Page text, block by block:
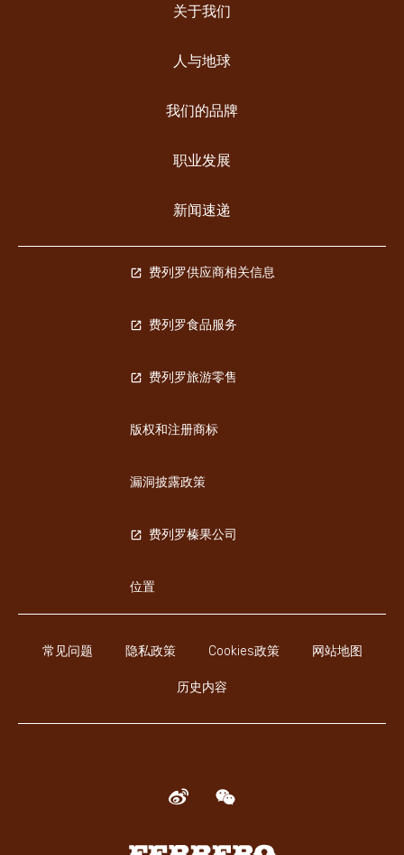
关于我们
人与地球
我们的品牌
职业发展
新闻速递
常见问题 隐私政策 Cookies政策 网站地图
历史内容
费列罗供应商相关信息
费列罗食品服务
费列罗旅游零售
版权和注册商标
漏洞披露政策
费列罗榛果公司
位置
Ferrero
Weibo